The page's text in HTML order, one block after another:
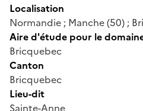
Localisation
Normandie ; Manche (50) ;
Aire d'étude pour le
Bricquebec
Canton
Bricquebec
Lieu-dit
Sainte-Anne